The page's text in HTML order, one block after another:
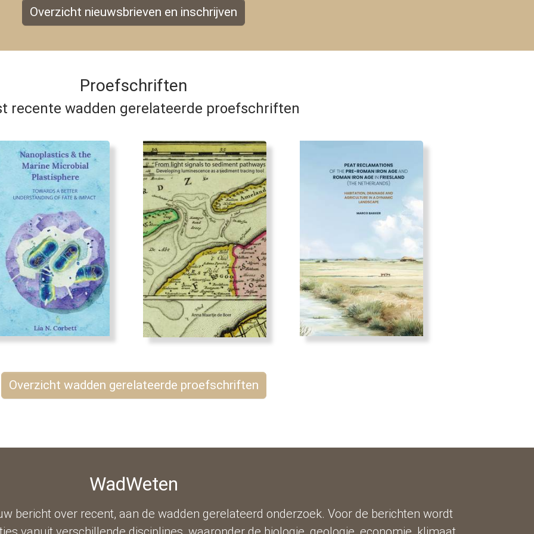
Overzicht nieuwsbrieven en inschrijven
Proefschriften
recente wadden gerelateerde proefschriften
Overzicht wadden gerelateerde proefschriften
WadWeten
bericht over recent, aan de wadden gerelateerd onderzoek. Voor de berichten wordt